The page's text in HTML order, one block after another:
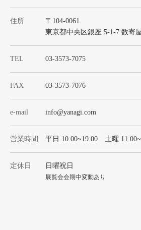
住所
〒104-0061
東京都中央区銀座 5-1-7 数寄
TEL 03-3573-7075
FAX 03-3573-7076
e-mail info@yanagi.com
営業時間 平日 10:00~19:00 土曜
定休日 日曜祝日
展覧会会期中変動あり